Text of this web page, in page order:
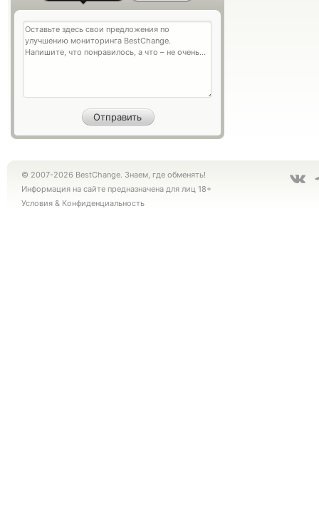
© 2007-2026 BestChange. Знаем, где обменять!
Информация на сайте предназначена для лиц 18+
Условия & Конфиденциальность